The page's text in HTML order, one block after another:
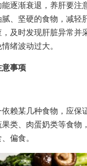
逐渐衰退，养肝要注
、坚硬的食物，减轻
及时发现肝脏异常并
绪波动过大。
意事项
赖某几种食物，应保
类、肉蛋奶类等食物
偏食。